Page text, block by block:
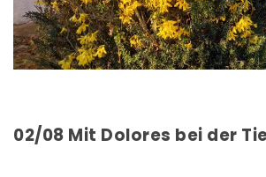
02/08 Mit Dolores bei der